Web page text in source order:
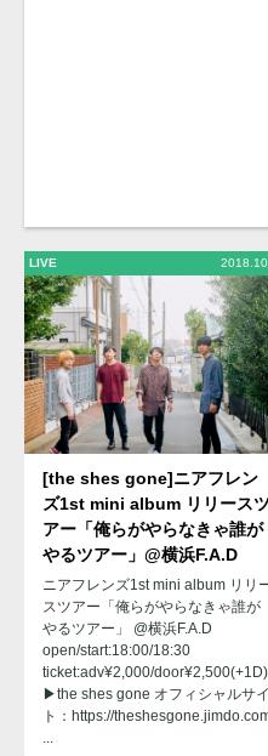
LIVE
[the shes gone]ニアフレン
ズ1st mini album リリースツ
アー「俺らがやらなきゃ誰が
やるツアー」@横浜F.A.D
ニアフレンズ1st mini album リリ
スツアー「俺らがやらなきゃ誰が
やるツアー」 @横浜F.A.D
open/start:18:00/18:30
ticket:adv¥2,000/door¥2,500(+1D)
▶︎the shes gone オフィシャルサイ
ト：https://